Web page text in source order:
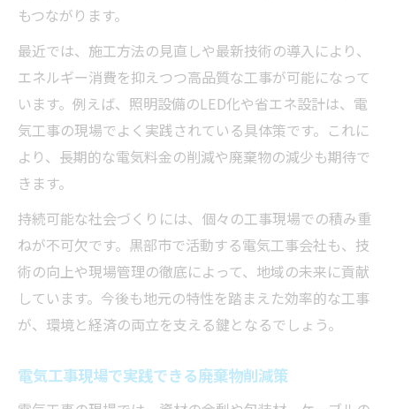
もつながります。
最近では、施工方法の見直しや最新技術の導入により、
エネルギー消費を抑えつつ高品質な工事が可能になって
います。例えば、照明設備のLED化や省エネ設計は、電
気工事の現場でよく実践されている具体策です。これに
より、長期的な電気料金の削減や廃棄物の減少も期待で
きます。
持続可能な社会づくりには、個々の工事現場での積み重
ねが不可欠です。黒部市で活動する電気工事会社も、技
術の向上や現場管理の徹底によって、地域の未来に貢献
しています。今後も地元の特性を踏まえた効率的な工事
が、環境と経済の両立を支える鍵となるでしょう。
電気工事現場で実践できる廃棄物削減策